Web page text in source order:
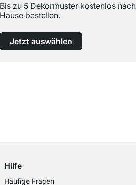
Bis zu 5 Dekormuster kostenlos nach
Hause bestellen.
Jetzt auswählen
Hilfe
Häufige Fragen